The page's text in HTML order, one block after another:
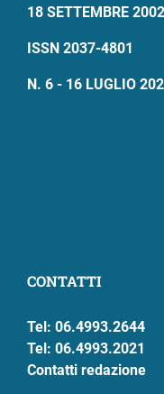
18 SETTEMBRE 2002
ISSN 2037-4801
N. 6 - 16 LUGLIO
CONTATTI
Tel: 06.4993.2644
Tel: 06.4993.2021
Contatti redazione